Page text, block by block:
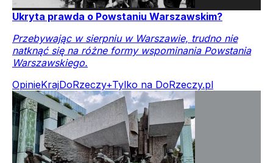
Ukryta prawda o Powstaniu Warszawskim?
Przebywając w sierpniu w Warszawie, trudno nie
natknąć się na różne formy wspominania Powstania
Warszawskiego.
OpinieKrajDoRzeczy+Tylko na DoRzeczy.pl